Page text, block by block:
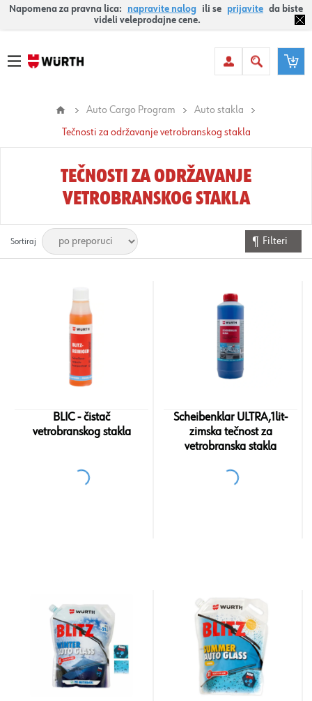
Napomena za pravna lica: napravite nalog ili se prijavite da biste
videli veleprodajne cene.
Auto Cargo Program
Auto stakla
Tečnosti za održavanje vetrobranskog stakla
TEČNOSTI ZA ODRŽAVANJE
VETROBRANSKOG STAKLA
Sortiraj Filteri
BLIC - čistač
vetrobranskog stakla
Scheibenklar ULTRA,1lit-
zimska tečnost za
vetrobranska stakla